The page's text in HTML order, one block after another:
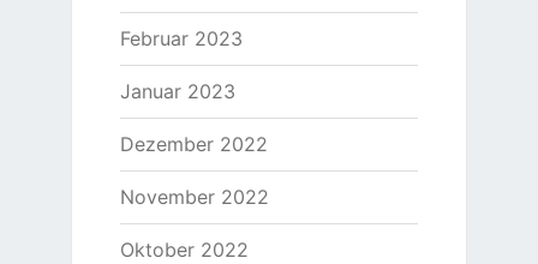
Februar 2023
Januar 2023
Dezember 2022
November 2022
Oktober 2022